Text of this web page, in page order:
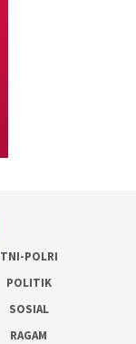
TNI-POLRI
POLITIK
SOSIAL
RAGAM